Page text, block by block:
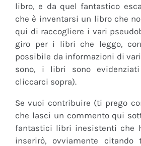
libro, e da quel fantastico
che è inventarsi un libro che
qui di raccogliere i vari
giro per i libri che leggo,
possibile da informazioni di
sono, i libri sono
cliccarci sopra).
Se vuoi contribuire (ti prego
che lasci un commento qui
fantastici libri inesistenti che
inserirò, ovviamente